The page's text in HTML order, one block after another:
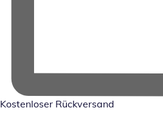
Kostenloser Rückversand